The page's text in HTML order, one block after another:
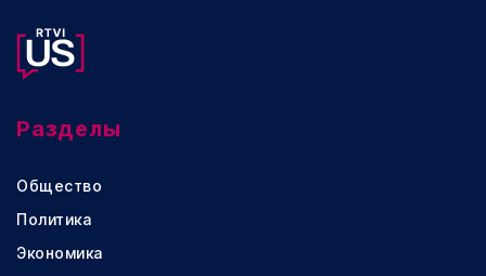
Разделы
Общество
Политика
Экономика